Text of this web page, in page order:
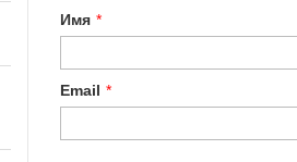
Имя *
Email *